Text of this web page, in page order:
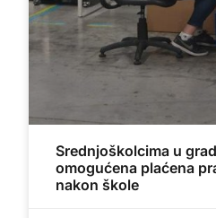
Srednjoškolcima u
omogućena plaćena
nakon škole